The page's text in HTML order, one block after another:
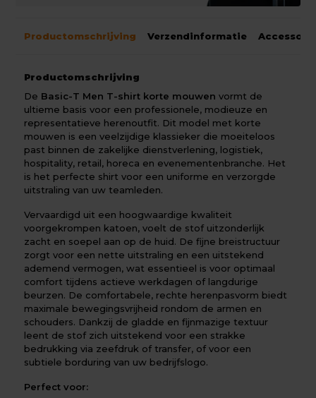
Productomschrijving Verzendinformatie
Productomschrijving
De Basic-T Men T-shirt korte mouwen vormt de
ultieme basis voor een professionele, modieuze en
representatieve herenoutfit. Dit model met korte
mouwen is een veelzijdige klassieker die moeiteloos
past binnen de zakelijke dienstverlening, logistiek,
hospitality, retail, horeca en evenementenbranche. Het
is het perfecte shirt voor een uniforme en verzorgde
uitstraling van uw teamleden.
Vervaardigd uit een hoogwaardige kwaliteit
voorgekrompen katoen, voelt de stof uitzonderlijk
zacht en soepel aan op de huid. De fijne breistructuur
zorgt voor een nette uitstraling en een uitstekend
ademend vermogen, wat essentieel is voor optimaal
comfort tijdens actieve werkdagen of langdurige
beurzen. De comfortabele, rechte herenpasvorm biedt
maximale bewegingsvrijheid rondom de armen en
schouders. Dankzij de gladde en fijnmazige textuur
leent de stof zich uitstekend voor een strakke
bedrukking via zeefdruk of transfer, of voor een
subtiele borduring van uw bedrijfslogo.
Perfect voor: